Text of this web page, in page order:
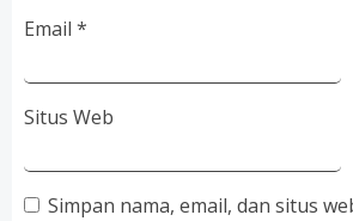
Email *
Situs Web
Simpan nama, email, dan situs